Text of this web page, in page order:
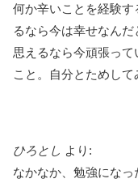
何か辛いことを経験す
るなら今は幸せなん
思えるなら今頑張っ
こと。自分とためして
ひろとし より:
なかなか、勉強になっ